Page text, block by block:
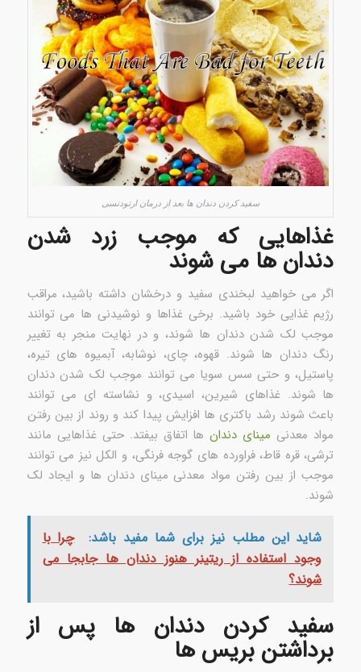
سفید کردن دندان ها بعد از درمان ارتودنسی
غذاهایی که موجب زرد شدن
دندان ها می شوند
اگر می خواهید لبخندی سفید و درخشان داشته باشید، مراقب
رژیم غذایی خود باشید. برخی غذاها و نوشیدنی ها می توانند
موجب لک شدن دندان ها شوند، و در نهایت منجر به تغییر
رنگ دندان ها شوند. قهوه، چای، نوشابه، آبمیوه های تیره،
پاستیل، و حتی سس سویا می توانند موجب لک شدن دندان
ها شوند. غذاهای شیرین، اسیدی، و نشاسته ای می توانند
باعث شوند رشد باکتری ها افزایش پیدا کند و روند از بین رفتن
مواد معدنی مینای دندانها اتفاق بیفتد. حتی غذاهایی مانند
ترشی، قره قاط، فراورده های گوجه فرنگی، و الکل نیز می توانند
موجب از بین رفتن مواد معدنی مینای دندان ها و ایجاد لک
شوند.
شاید این مطلب نیز برای شما مفید باشد:
چرا با
وجود استفاده از ریتینر هنوز دندان ها جابجا می
شوند؟
سفید کردن دندان ها پس از
برداشتن بریس ها